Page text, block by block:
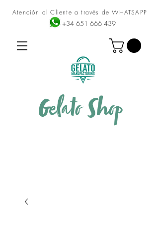
Atención al Cliente a través de WHATSAPP
+34 651 666 439
Shop
Gelato